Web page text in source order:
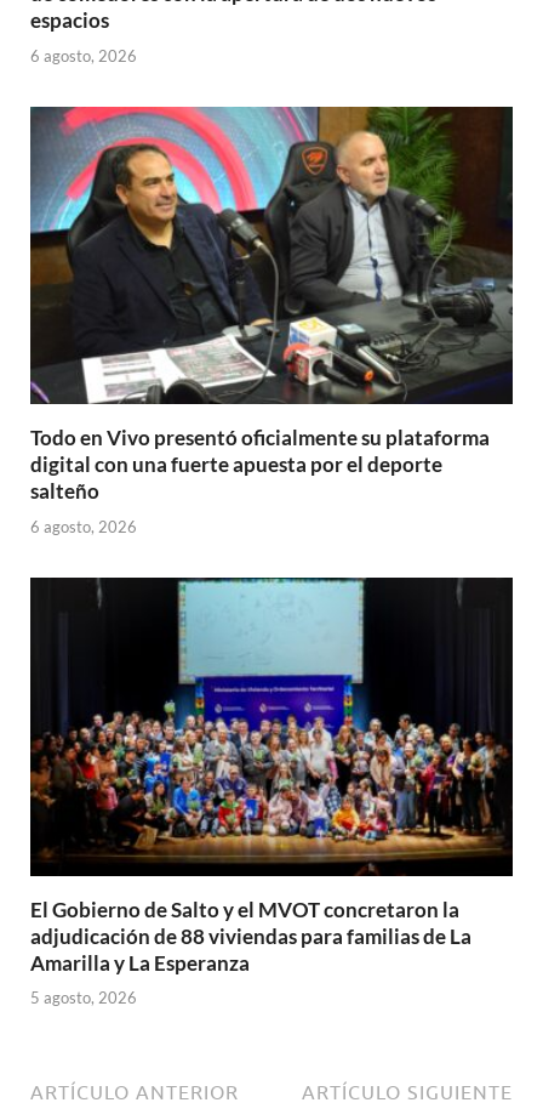
espacios
6 agosto, 2026
Todo en Vivo presentó oficialmente su plataforma
digital con una fuerte apuesta por el deporte
salteño
6 agosto, 2026
El Gobierno de Salto y el MVOT concretaron la
adjudicación de 88 viviendas para familias de La
Amarilla y La Esperanza
5 agosto, 2026
ARTÍCULO ANTERIOR ARTÍCULO SIGUIENTE